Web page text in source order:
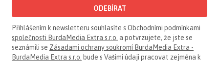
ODEBÍRAT
Přihlášením k newsletteru souhlasíte s Obchodními podmínkami
společnosti BurdaMedia Extra s.r.o. a potvrzujete, že jste se
seznámili se Zásadami ochrany soukromí BurdaMedia Extra -
BurdaMedia Extra s.r.o. bude s Vašimi údaji pracovat zejména k